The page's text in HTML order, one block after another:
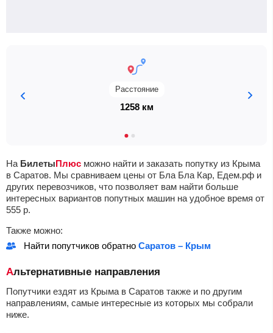
Расстояние
1258 км
На БилетыПлюс можно найти и заказать попутку из Крыма
в Саратов. Мы сравниваем цены от Бла Бла Кар, Едем.рф и
других перевозчиков, что позволяет вам найти больше
интересных вариантов попутных машин на удобное время от
555 р.
Также можно:
Найти попутчиков обратно Саратов – Крым
Альтернативные направления
Попутчики ездят из Крыма в Саратов также и по другим
направлениям, самые интересные из которых мы собрали
ниже.